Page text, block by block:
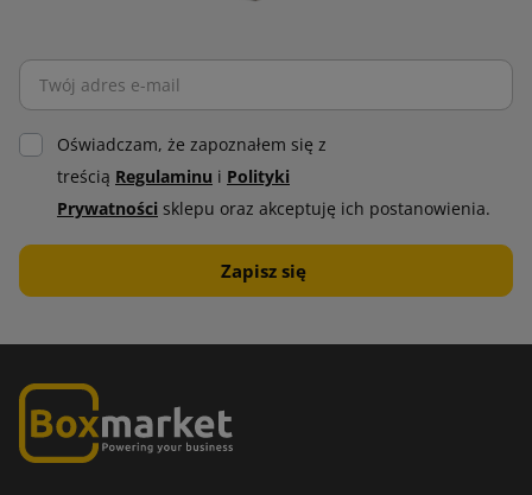
Oświadczam, że zapoznałem się z
treścią Regulaminu i Polityki
Prywatności sklepu oraz akceptuję ich postanowienia.